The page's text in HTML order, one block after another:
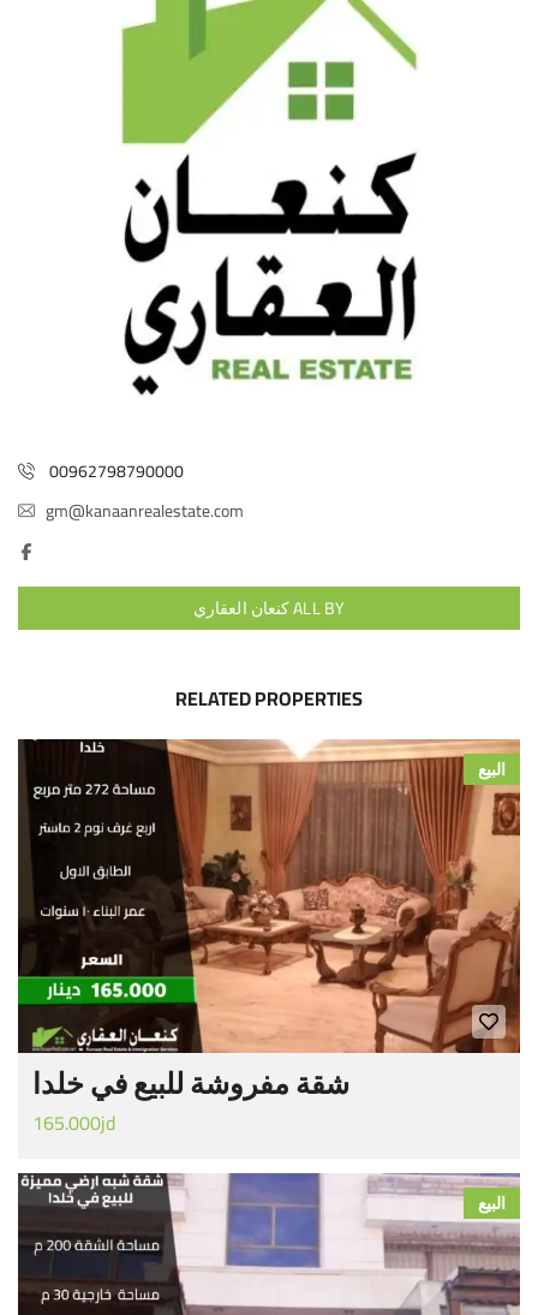
00962798790000
gm@kanaanrealestate.com
ALL BY كنعان العقاري
RELATED PROPERTIES
البيع
شقة مفروشة للبيع في خلدا
165.000jd
البيع